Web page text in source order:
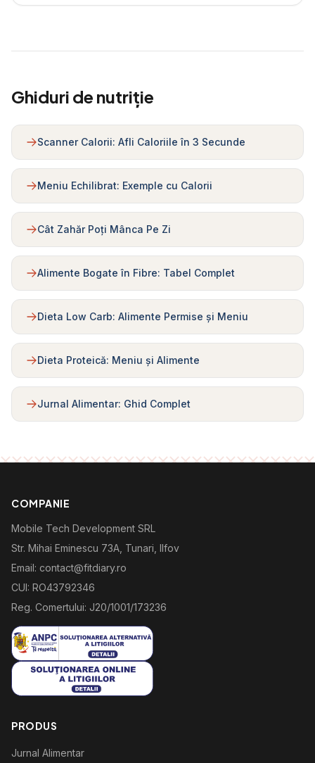
Ghiduri de nutriție
Scanner Calorii: Afli Caloriile în 3 Secunde
Meniu Echilibrat: Exemple cu Calorii
Cât Zahăr Poți Mânca Pe Zi
Alimente Bogate în Fibre: Tabel Complet
Dieta Low Carb: Alimente Permise și Meniu
Dieta Proteică: Meniu și Alimente
Jurnal Alimentar: Ghid Complet
COMPANIE
Mobile Tech Development SRL
Str. Mihai Eminescu 73A, Tunari, Ilfov
Email: contact@fitdiary.ro
CUI: RO43792346
Reg. Comertului: J20/1001/173236
PRODUS
Jurnal Alimentar